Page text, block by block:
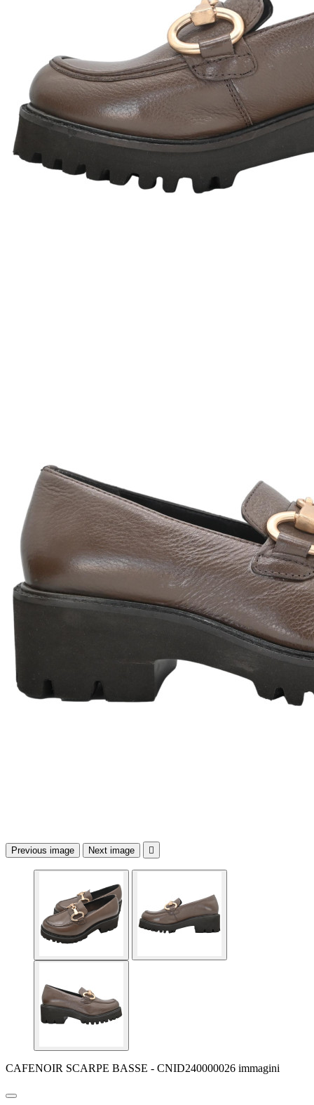
Previous image Next image 
CAFENOIR SCARPE BASSE - CNID240000026 immagini